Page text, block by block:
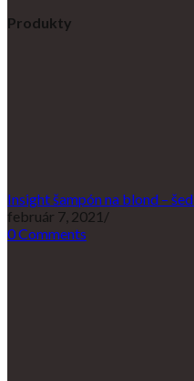
Produkty
Insight šampón na blond –
február 7, 2021 /
0 Comments